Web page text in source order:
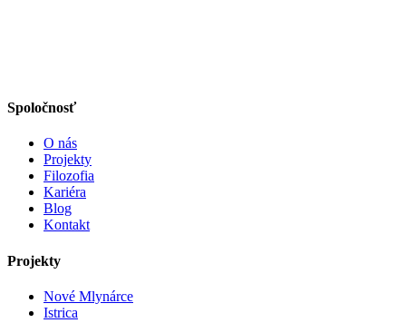
Spoločnosť
O nás
Projekty
Filozofia
Kariéra
Blog
Kontakt
Projekty
Nové Mlynárce
Istrica